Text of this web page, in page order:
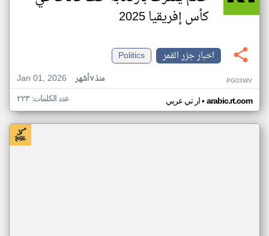
كأس إفريقيا 2025
اخبار جزر القمر
Politics
Jan 01, 2026
منذ ٧ أشهر PG03WV
ار تي عربي• arabic.rt.com عدد الكلمات: ٢٢٣